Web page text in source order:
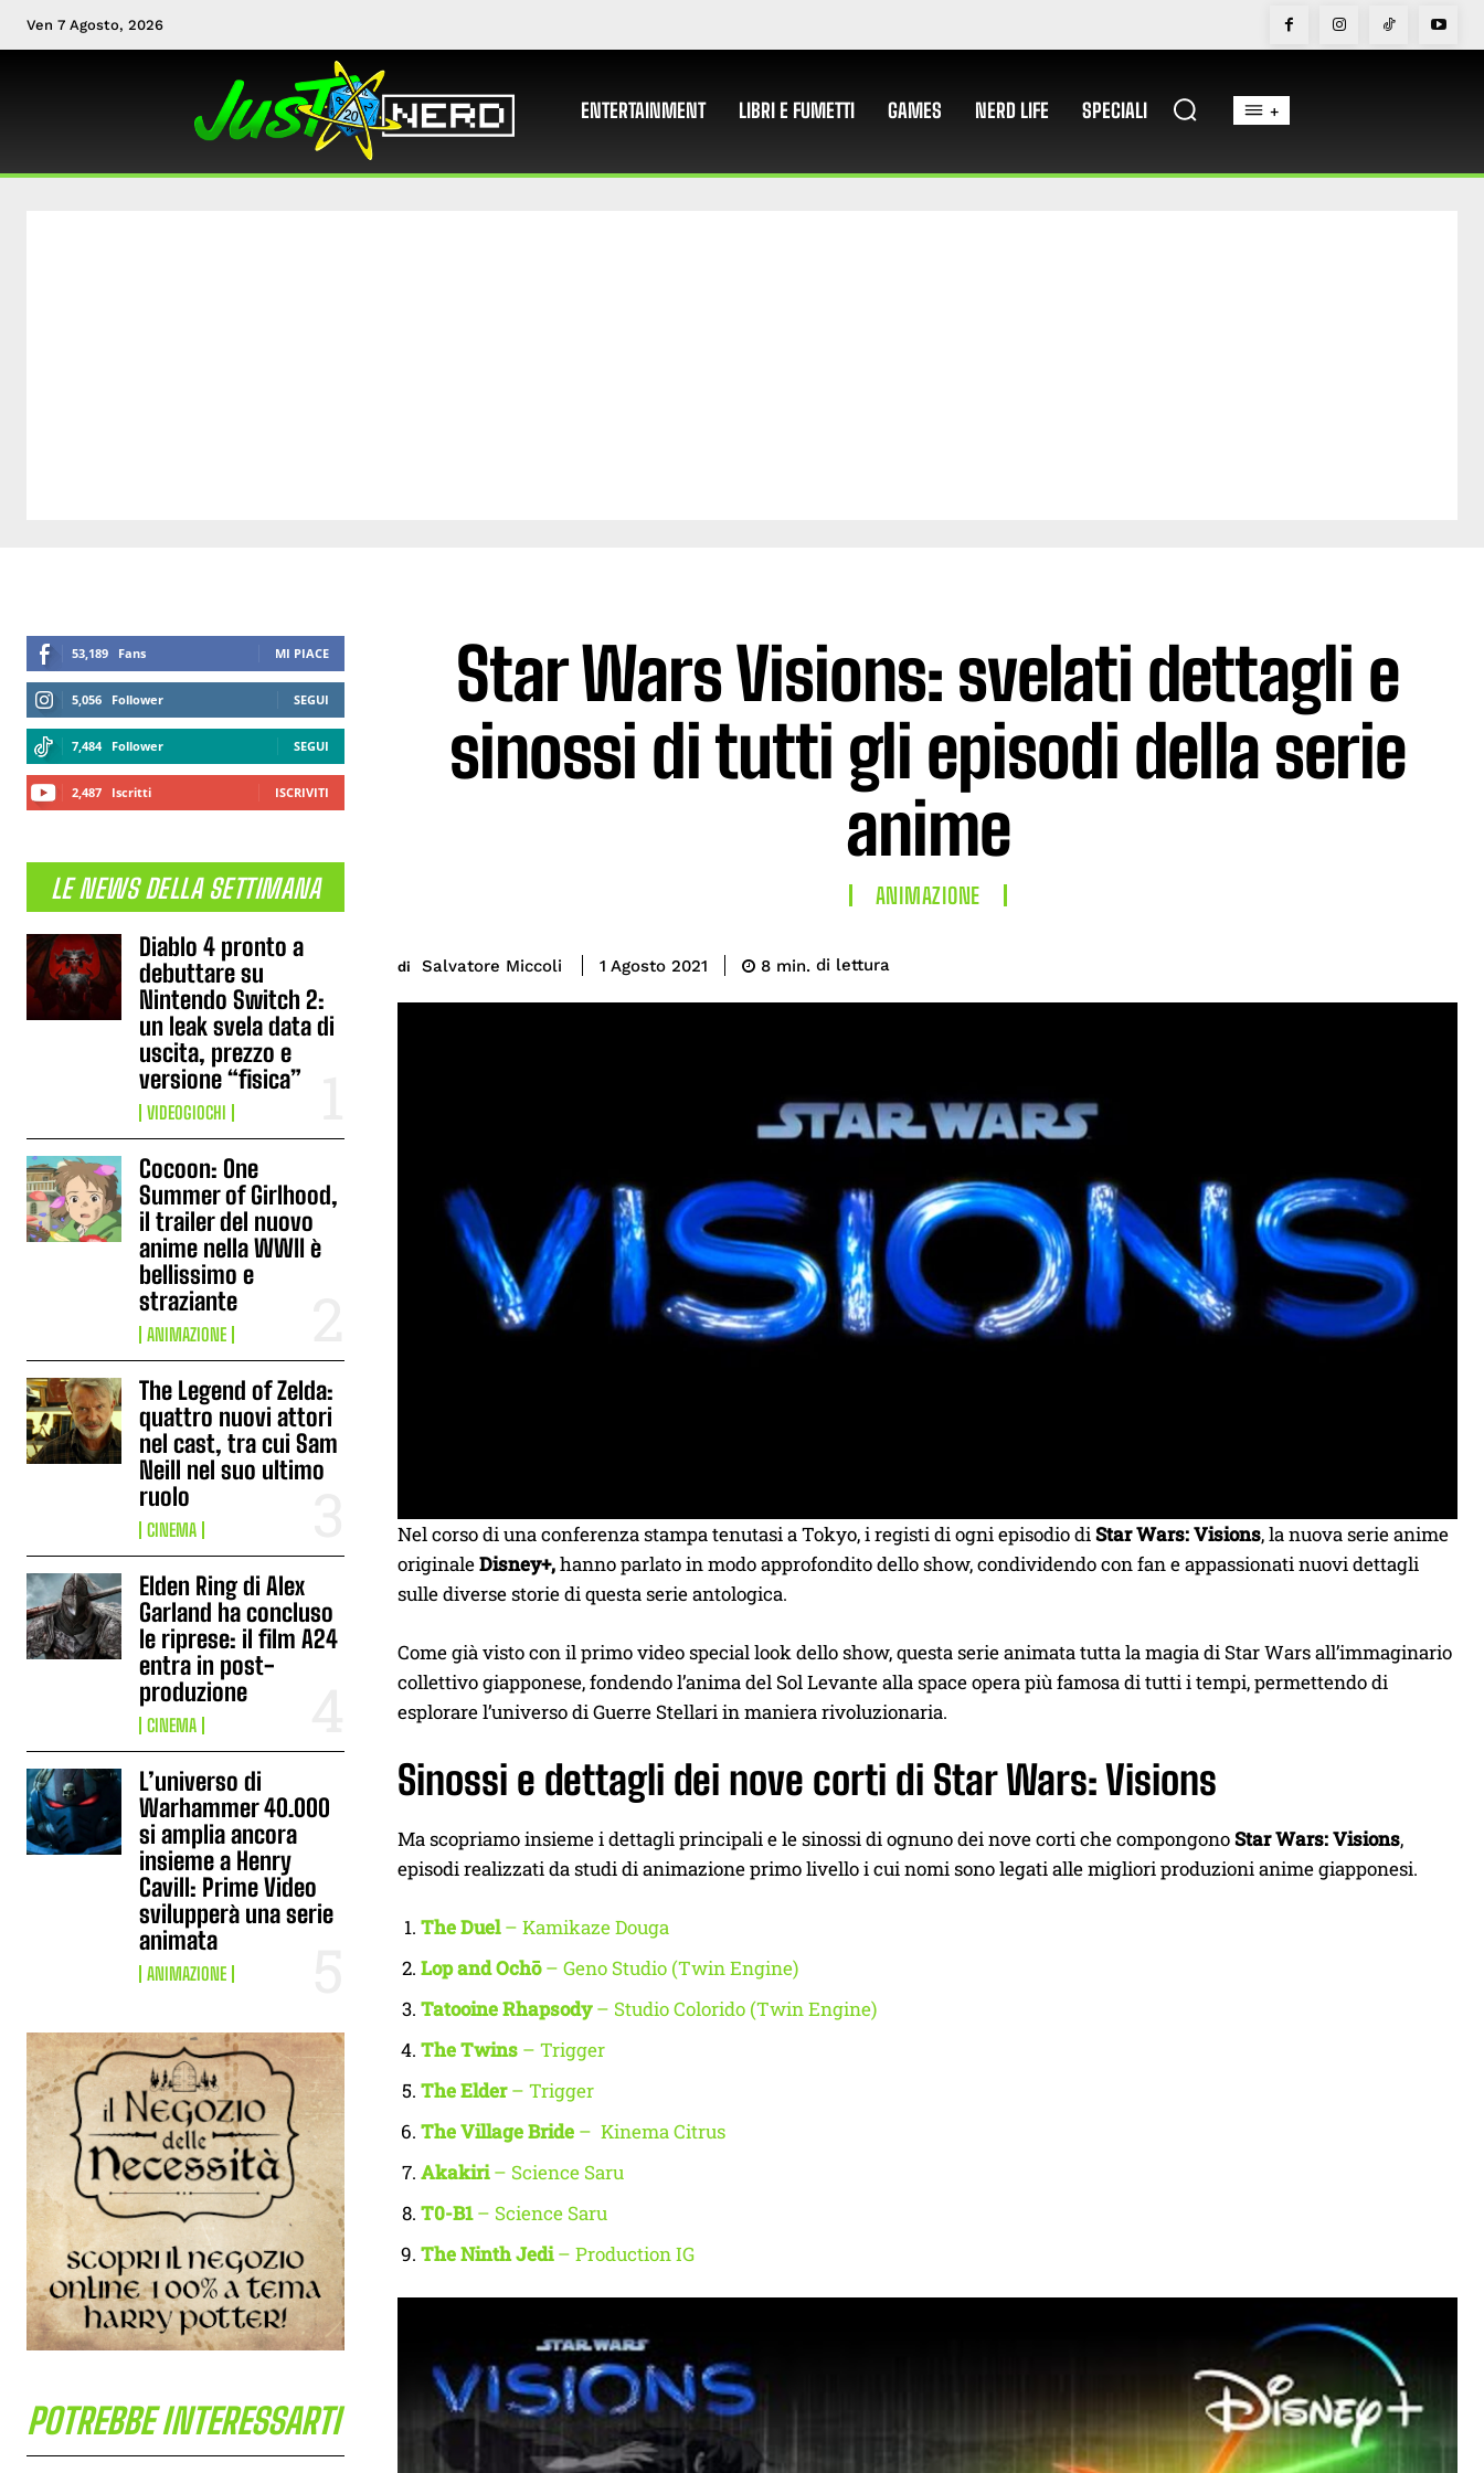
Ven 7 Agosto, 2026
ENTERTAINMENT LIBRI E FUMETTI GAMES NERD LIFE SPECIALI +
53,189 Fans MI PIACE
5,056 Follower SEGUI
7,484 Follower SEGUI
2,487 Iscritti ISCRIVITI
LE NEWS DELLA SETTIMANA
Diablo 4 pronto a
debuttare su
Nintendo Switch 2:
un leak svela data di
uscita, prezzo e
versione “fisica”
VIDEOGIOCHI
Cocoon: One
Summer of Girlhood,
il trailer del nuovo
anime nella WWII è
bellissimo e
straziante
ANIMAZIONE
The Legend of Zelda:
quattro nuovi attori
nel cast, tra cui Sam
Neill nel suo ultimo
ruolo
CINEMA
Elden Ring di Alex
Garland ha concluso
le riprese: il film A24
entra in post-
produzione
CINEMA
L’universo di
Warhammer 40.000
si amplia ancora
insieme a Henry
Cavill: Prime Video
svilupperà una serie
animata
ANIMAZIONE
POTREBBE INTERESSARTI
Star Wars Visions: svelati dettagli e
sinossi di tutti gli episodi della serie
anime
ANIMAZIONE
di Salvatore Miccoli 1 Agosto 2021 8 min. di lettura
Nel corso di una conferenza stampa tenutasi a Tokyo, i registi di ogni episodio diStar Wars: Visions, la nuova serie anime
originaleDisney+,hanno parlato in modo approfondito dello show, condividendo con fan e appassionati nuovi dettagli
sulle diverse storie di questa serie antologica.
Come già visto con il primo video special look dello show, questa serie animata tutta la magia di Star Wars all’immaginario
collettivo giapponese, fondendo l’anima del Sol Levante alla space opera più famosa di tutti i tempi, permettendo di
esplorare l’universo di Guerre Stellari in maniera rivoluzionaria.
Sinossi e dettagli dei nove corti di Star Wars: Visions
Ma scopriamo insieme i dettagli principali e le sinossi di ognuno dei nove corti che compongonoStar Wars: Visions,
episodi realizzati da studi di animazione primo livello i cui nomi sono legati alle migliori produzioni anime giapponesi.
The Duel– Kamikaze Douga
Lop and Ochō– Geno Studio (Twin Engine)
Tatooine Rhapsody– Studio Colorido (Twin Engine)
The Twins – Trigger
The Elder– Trigger
The Village Bride – Kinema Citrus
Akakiri– Science Saru
T0-B1– Science Saru
The Ninth Jedi– Production IG